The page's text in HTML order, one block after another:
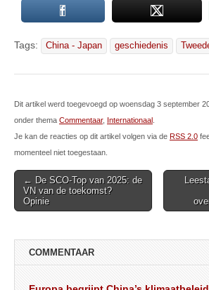
Tags: China - Japan geschiedenis
Dit artikel werd toegevoegd op woensdag 3 september
onder thema Commentaar, Internationaal
Je kan de reacties op dit artikel volgen via de RSS 2.0
momenteel niet toegestaan.
Post
navigation
← De SCO-Top van 2025: de
VN van de toekomst?
Opinie
COMMENTAAR